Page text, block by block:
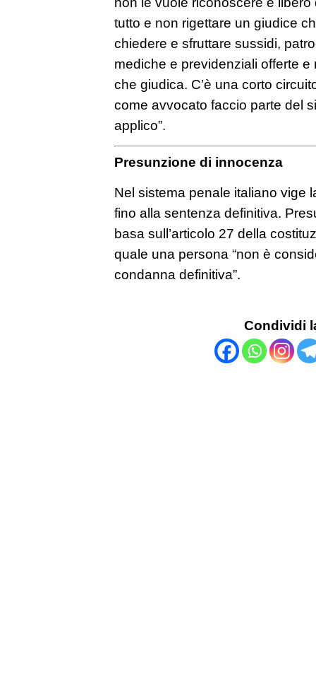
tutto e non rigettare un giudice
chiedere e sfruttare sussidi,
mediche e previdenziali offerte
che giudica. C’è una corto
come avvocato faccio parte del
applico”.
Presunzione di innocenza
Nel sistema penale italiano vige
fino alla sentenza definitiva.
basa sull’articolo 27 della
quale una persona “non è
condanna definitiva”.
Condividi